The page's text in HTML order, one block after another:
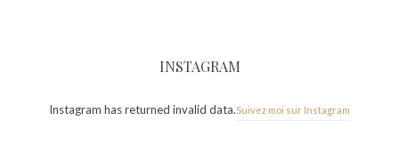
INSTAGRAM
Instagram has returned invalid data.Suivez moi sur Instagram